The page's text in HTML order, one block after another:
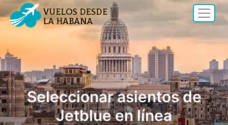
Seleccionar asientos de
Jetblue en línea